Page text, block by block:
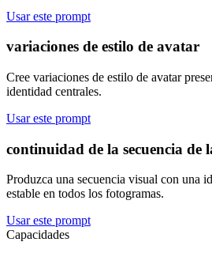
Usar este prompt
variaciones de estilo de avatar
Cree variaciones de estilo de avatar
identidad centrales.
Usar este prompt
continuidad de la secuencia de
Produzca una secuencia visual con una
estable en todos los fotogramas.
Usar este prompt
Capacidades